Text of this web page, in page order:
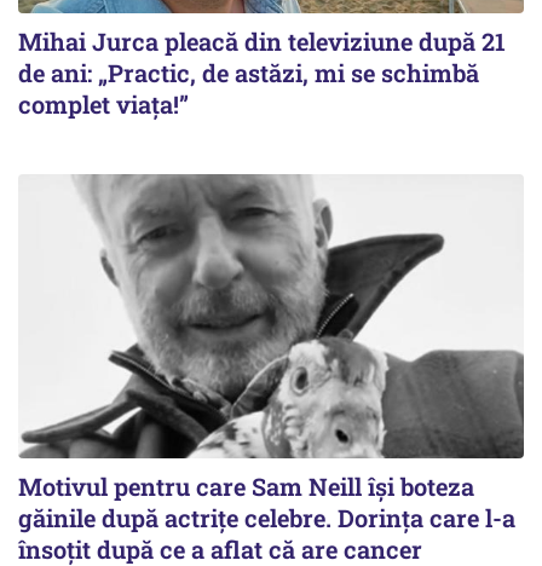
Mihai Jurca pleacă din televiziune după 21
de ani: „Practic, de astăzi, mi se schimbă
complet viața!”
Motivul pentru care Sam Neill își boteza
găinile după actrițe celebre. Dorința care l-a
însoțit după ce a aflat că are cancer